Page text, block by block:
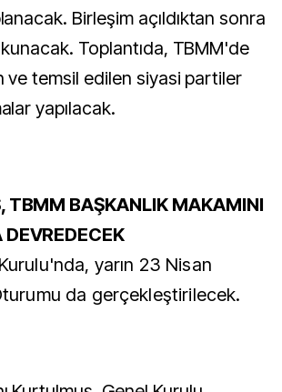
Birleşim açıldıktan sonra
Toplantıda, TBMM'de
ve temsil edilen siyasi partiler
yapılacak.
TBMM BAŞKANLIK MAKAMINI
yarın 23 Nisan
da gerçekleştirilecek.